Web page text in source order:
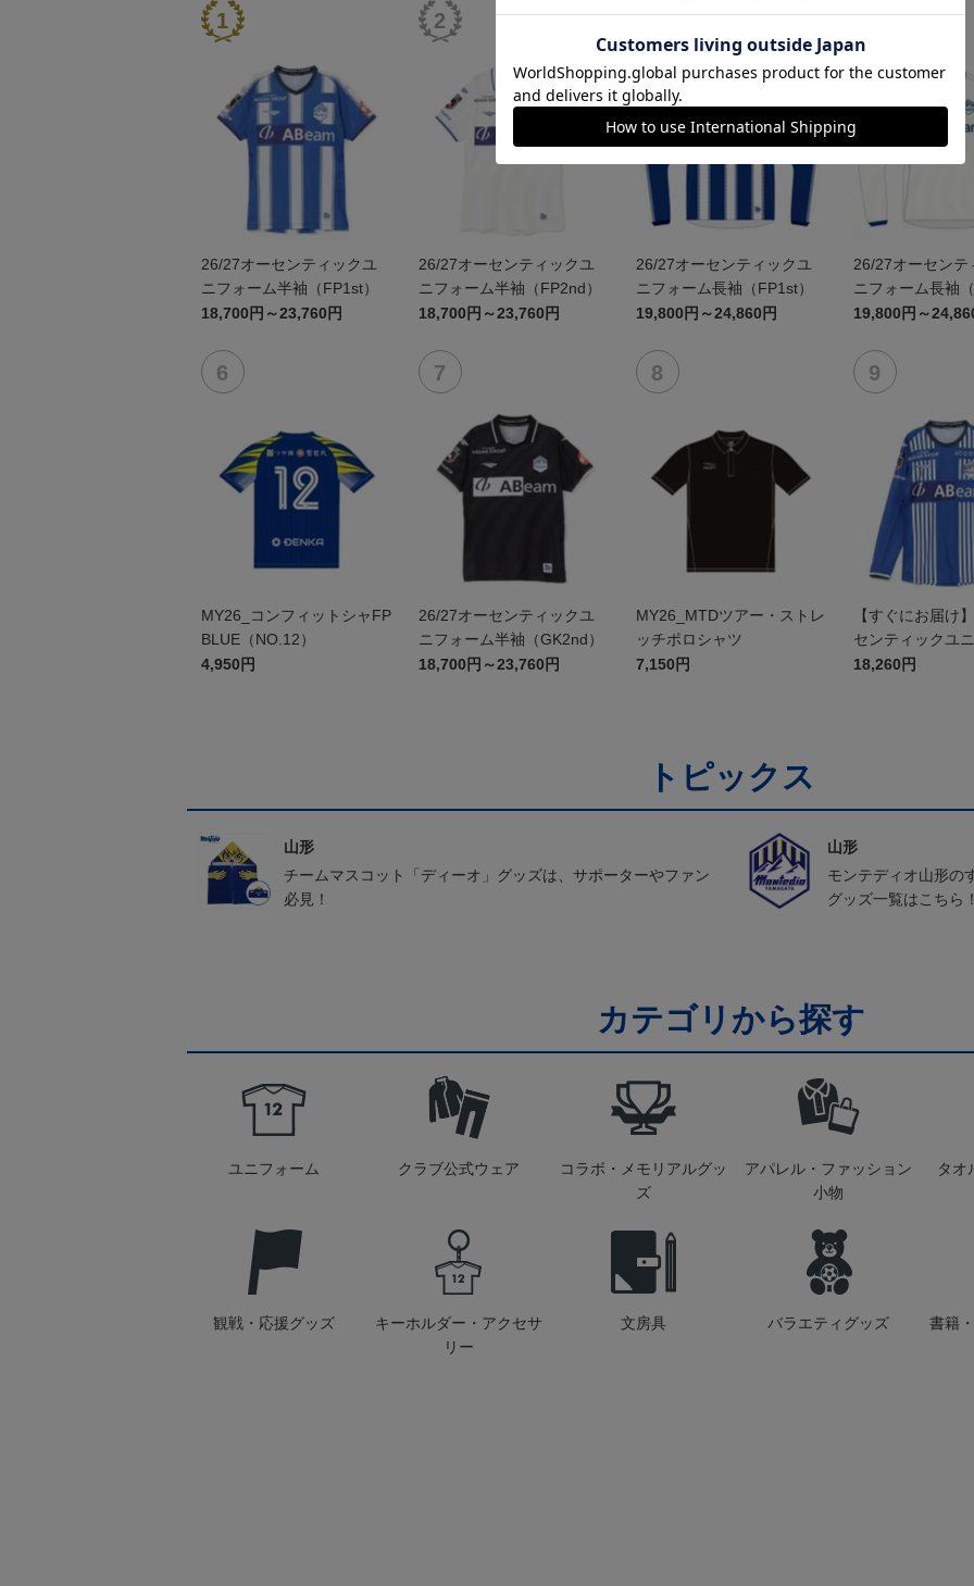
26/27オーセンティックユ
ニフォーム半袖（FP1st）
18,700円～23,760円
26/27オーセンティックユ
ニフォーム半袖（FP2nd）
18,700円～23,760円
26/27オーセンティックユ
ニフォーム長袖（FP1st）
19,800円～24,860円
26/27オーセンテ
ニフォーム長袖
19,800円～
MY26_コンフィットシャFP
BLUE（NO.12）
4,950円
26/27オーセンティックユ
ニフォーム半袖（GK2nd）
18,700円～23,760円
MY26_MTDツアー・ストレ
ッチポロシャツ
7,150円
【すぐにお届け
センティックユ
FP1st（長袖）
18,260円
トピックス
山形
チームマスコット「ディーオ」グッズは、サポーターやファン
必見！
山形
モンテディオ山形の
グッズ一覧はこちら
カテゴリから探す
ユニフォーム クラブ公式ウェア
コラボ・メモリアルグッ
ズ
アパレル・ファッション
小物
タオ
観戦・応援グッズ
キーホルダー・アクセサ
リー
文房具 バラエティグッズ 書籍